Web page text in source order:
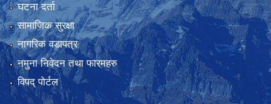
घटना दर्ता
सामाजिक सुरक्षा
नागरिक वडापत्र
नमुना निवेदन तथा फारमहरु
विपद् पोर्टल